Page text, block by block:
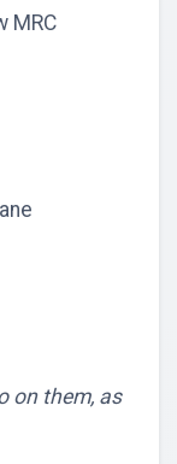
MRC
on them, as